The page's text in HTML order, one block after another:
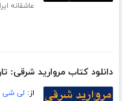
عاشقانه
دانلود کتاب مروارید شرقی:
از: لی شی